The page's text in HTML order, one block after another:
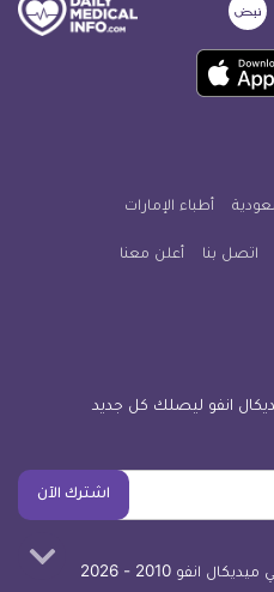
ديلي
ميديكال
انفو
أطباء الإمارات
اتصل بنا أعلن معنا
انفو ليصلك كل جديد
اشترك الآن
انفو 2010 - 2026